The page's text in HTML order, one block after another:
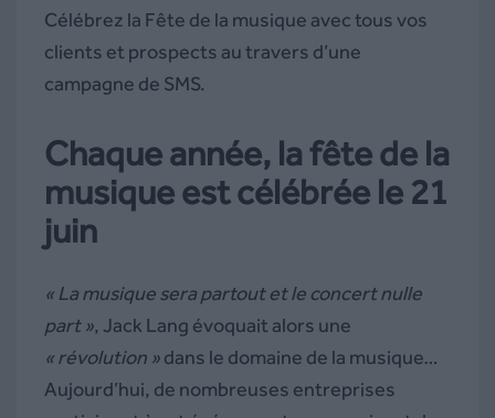
Célébrez la Fête de la musique avec tous vos
clients et prospects au travers d’une
campagne de SMS.
Chaque année, la fête de la
musique est célébrée le 21
juin
« La musique sera partout et le concert nulle
part», Jack Lang évoquait alors une
« révolution »dans le domaine de la musique…
Aujourd’hui, de nombreuses entreprises